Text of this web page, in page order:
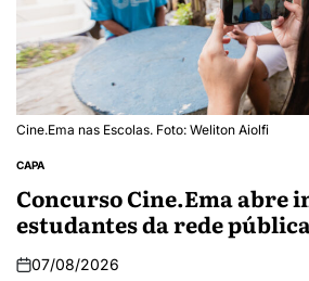
Cine.Ema nas Escolas. Foto: Weliton Aiolfi
CAPA
Concurso Cine.Ema abre
estudantes da rede
07/08/2026